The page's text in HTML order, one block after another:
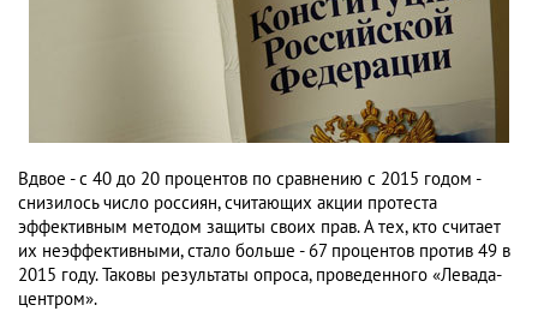
Вдвое - с 40 до 20 процентов по сравнению с 2015 годом -
снизилось число россиян, считающих акции протеста
эффективным методом защиты своих прав. А тех, кто считает
их неэффективными, стало больше - 67 процентов против 49 в
2015 году. Таковы результаты опроса, проведенного «Левада-
центром».